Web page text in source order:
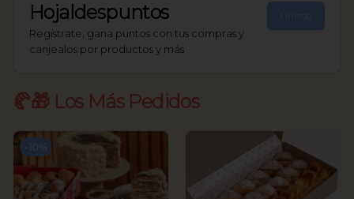
Hojaldespuntos
Regístrate, gana puntos con tus compras y
canjealos por productos y más
Únete
🥐🎁 Los Más Pedidos
10 %